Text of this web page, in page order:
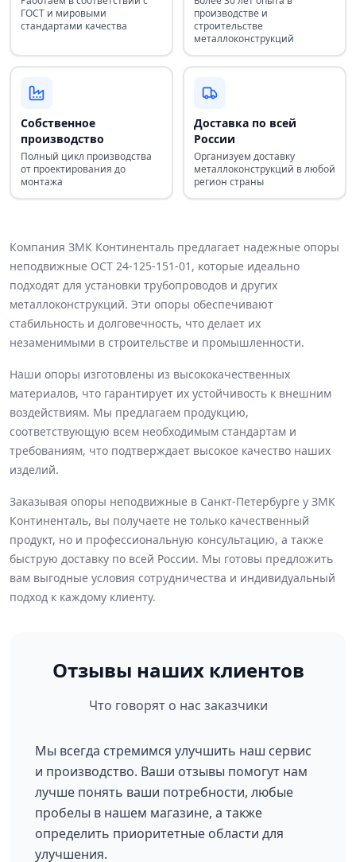
ГОСТ и мировыми
стандартами качества
производстве и
строительстве
металлоконструкций
Собственное
производство
Полный цикл производства
от проектирования до
монтажа
Доставка по всей
России
Организуем доставку
металлоконструкций в любой
регион страны
Компания ЗМК Континенталь предлагает надежные опоры
неподвижные ОСТ 24-125-151-01, которые идеально
подходят для установки трубопроводов и других
металлоконструкций. Эти опоры обеспечивают
стабильность и долговечность, что делает их
незаменимыми в строительстве и промышленности.
Наши опоры изготовлены из высококачественных
материалов, что гарантирует их устойчивость к внешним
воздействиям. Мы предлагаем продукцию,
соответствующую всем необходимым стандартам и
требованиям, что подтверждает высокое качество наших
изделий.
Заказывая опоры неподвижные в Санкт-Петербурге у ЗМК
Континенталь, вы получаете не только качественный
продукт, но и профессиональную консультацию, а также
быструю доставку по всей России. Мы готовы предложить
вам выгодные условия сотрудничества и индивидуальный
подход к каждому клиенту.
Отзывы наших клиентов
Что говорят о нас заказчики
Мы всегда стремимся улучшить наш сервис
и производство. Ваши отзывы помогут нам
лучше понять ваши потребности, любые
пробелы в нашем магазине, а также
определить приоритетные области для
улучшения.